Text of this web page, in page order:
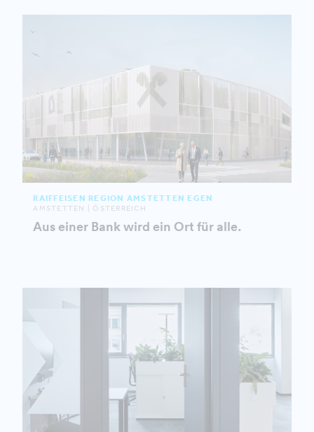
RAIFFEISEN REGION AMSTETTEN EGEN
AMSTETTEN | ÖSTERREICH
Aus einer Bank wird ein Ort für alle.